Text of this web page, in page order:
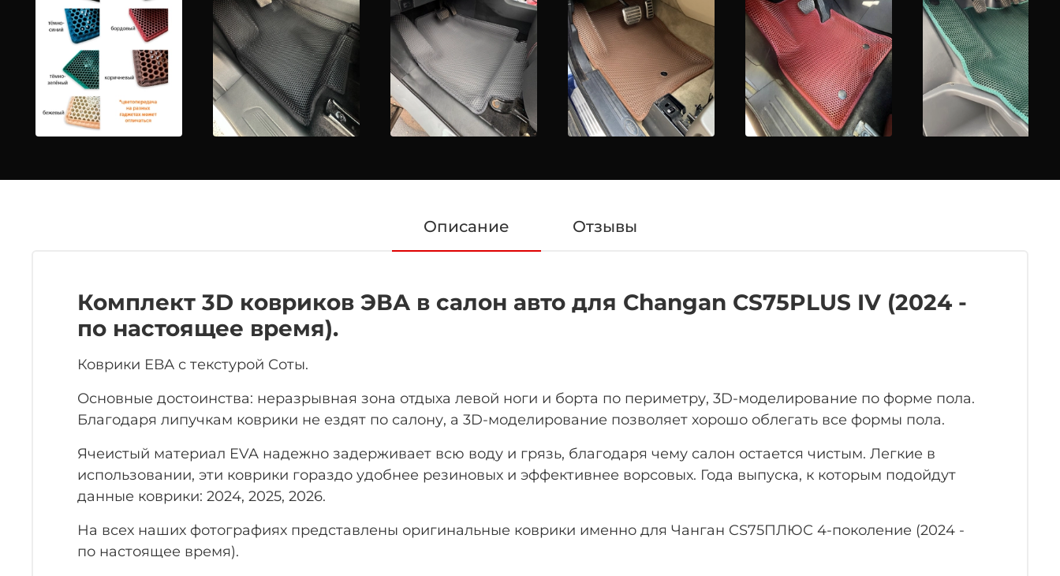
Описание Отзывы
Комплект 3D ковриков ЭВА в салон авто для Changan CS75PLUS IV (2024 -
по настоящее время).
Коврики ЕВА с текстурой Соты.
Основные достоинства: неразрывная зона отдыха левой ноги и борта по периметру, 3D-моделирование по форме пола.
Благодаря липучкам коврики не ездят по салону, а 3D-моделирование позволяет хорошо облегать все формы пола.
Ячеистый материал EVA надежно задерживает всю воду и грязь, благодаря чему салон остается чистым. Легкие в
использовании, эти коврики гораздо удобнее резиновых и эффективнее ворсовых. Года выпуска, к которым подойдут
данные коврики: 2024, 2025, 2026.
На всех наших фотографиях представлены оригинальные коврики именно для Чанган CS75ПЛЮС 4-поколение (2024 -
по настоящее время).